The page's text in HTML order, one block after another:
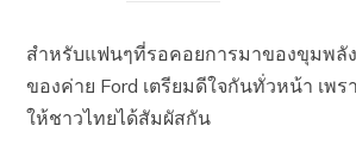
สำหรับแฟนๆที่รอคอยการมาของขุมพลัง
ของค่าย Ford เตรียมดีใจกันทั่วหน้า เพร
ให้ชาวไทยได้สัมผัสกัน